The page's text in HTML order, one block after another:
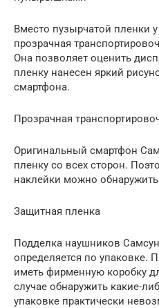
Вместо пузырчатой пленки
прозрачная
Она позволяет оценить
пленку нанесен яркий
смартфона.
Прозрачная
Оригинальный смартфон
пленку со всех сторон.
наклейки можно обнаружить
Защитная пленка
Подделка наушников
определяется по упаковке.
иметь фирменную коробку
случае обнаружить какие-
упаковке практически